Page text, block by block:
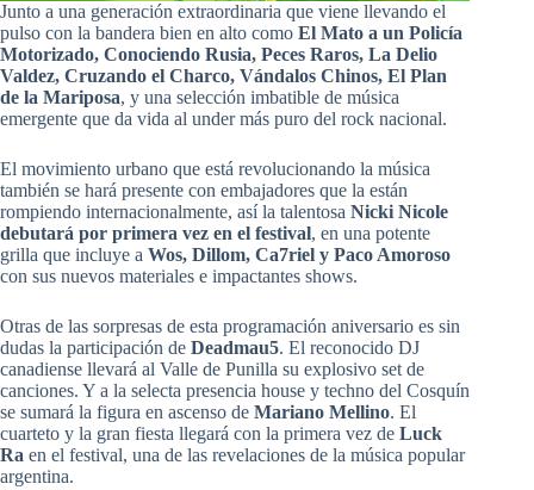
Junto a una generación extraordinaria que viene llevando el
pulso con la bandera bien en alto como El Mato a un Policía
Motorizado, Conociendo Rusia, Peces Raros, La Delio
Valdez, Cruzando el Charco, Vándalos Chinos, El Plan
de la Mariposa, y una selección imbatible de música
emergente que da vida al under más puro del rock nacional.
El movimiento urbano que está revolucionando la música
también se hará presente con embajadores que la están
rompiendo internacionalmente, así la talentosa Nicki Nicole
debutará por primera vez en el festival, en una potente
grilla que incluye a Wos, Dillom, Ca7riel y Paco Amoroso
con sus nuevos materiales e impactantes shows.
Otras de las sorpresas de esta programación aniversario es sin
dudas la participación de Deadmau5. El reconocido DJ
canadiense llevará al Valle de Punilla su explosivo set de
canciones. Y a la selecta presencia house y techno del Cosquín
se sumará la figura en ascenso de Mariano Mellino. El
cuarteto y la gran fiesta llegará con la primera vez de Luck
Ra en el festival, una de las revelaciones de la música popular
argentina.